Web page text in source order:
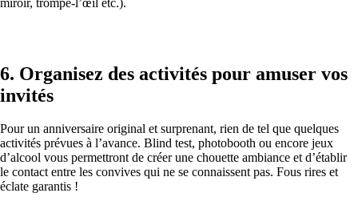
6. Organisez des activités pour amuser vos
invités
Pour un anniversaire original et surprenant, rien de tel que quelques
activités prévues à l’avance. Blind test, photobooth ou encore jeux
d’alcool vous permettront de créer une chouette ambiance et d’établir
le contact entre les convives qui ne se connaissent pas. Fous rires et
éclate garantis !